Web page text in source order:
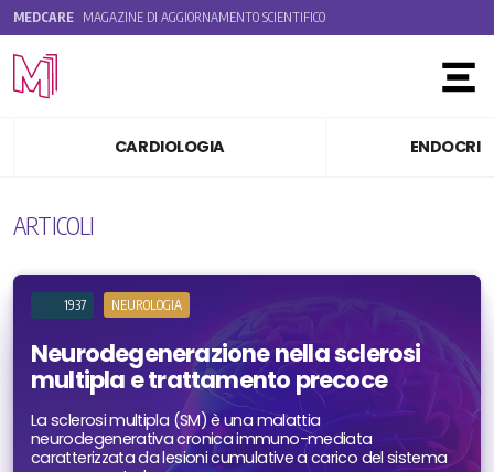
MEDCARE MAGAZINE DI AGGIORNAMENTO SCIENTIFICO
CARDIOLOGIA
ARTICOLI
1937 NEUROLOGIA
Neurodegenerazione nella sclerosi
multipla e trattamento precoce
La sclerosi multipla (SM) è una malattia
neurodegenerativa cronica immuno-mediata
caratterizzata da lesioni cumulative a carico del sistema